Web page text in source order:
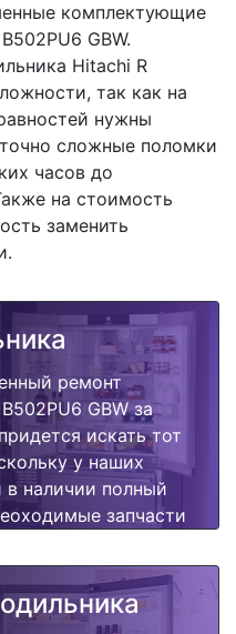
комплектующие
GBW.
Hitachi R
так как на
нужны
сложные поломки
часов до
на стоимость
заменить
ремонт
GBW за
искать тот
у наших
в наличии полный
запчасти